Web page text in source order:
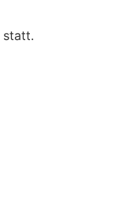
statt.